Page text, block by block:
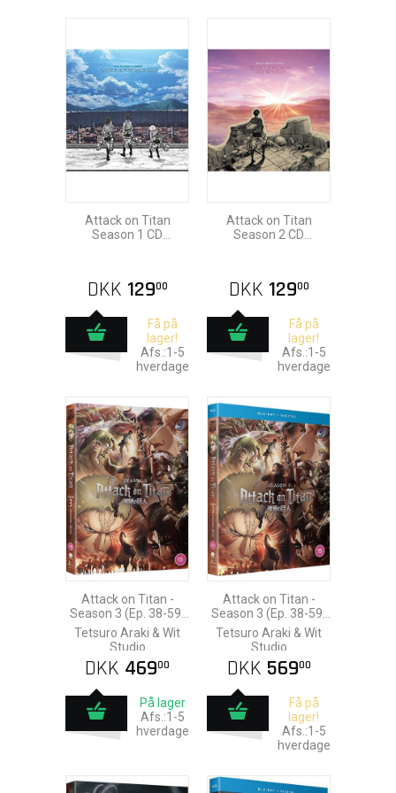
Attack on Titan
Season 1 CD
DKK 12900
Få på
lager!
Afs.:1-5
hverdage
Attack on Titan
Season 2 CD
DKK 12900
Få på
lager!
Afs.:1-5
hverdage
Attack on Titan -
Season 3 (Ep. 38-59)
DVD
Tetsuro Araki & Wit
Studio
DKK 46900
På lager
Afs.:1-5
hverdage
Attack on Titan -
Season 3 (Ep. 38-59)
Blu-Ray
Tetsuro Araki & Wit
Studio
DKK 56900
Få på
lager!
Afs.:1-5
hverdage